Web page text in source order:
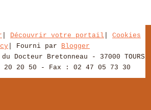
Découvrir votre portail
Cookies
| Fourni par
Blogger
du Docteur Bretonneau - 37000 TOURS
20 50 - Fax : 02 47 05 73 30